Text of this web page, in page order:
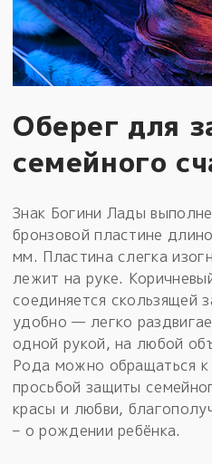
Оберег для
семейного
Знак Богини Лады
бронзовой пластине
мм. Пластина слегка
лежит на руке.
соединяется скользящей
удобно — легко
одной рукой, на любой
Рода можно обращаться
просьбой защиты
красы и любви,
– о рождении ребёнка.